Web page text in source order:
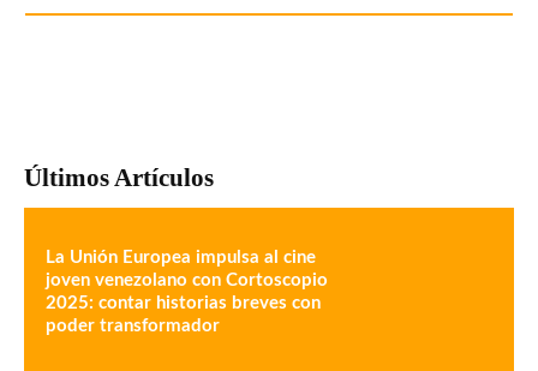
Últimos Artículos
La Unión Europea impulsa al cine
joven venezolano con Cortoscopio
2025: contar historias breves con
poder transformador